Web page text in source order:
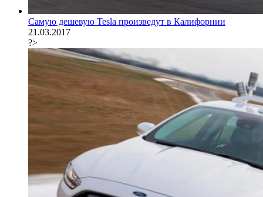
Самую дешевую Tesla произведут в Калифорнии
21.03.2017
?>